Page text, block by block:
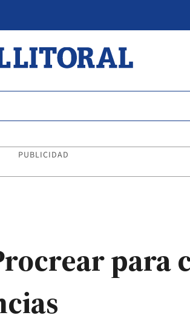
PUBLICIDAD
para